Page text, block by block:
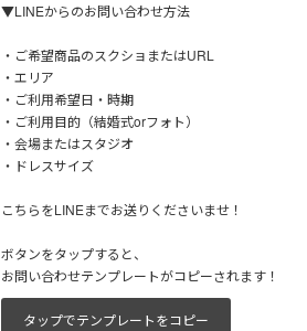
▼LINEからのお問い合わせ方法
・ご希望商品のスクショまたはURL
・エリア
・ご利用希望日・時期
・ご利用目的（結婚式orフォト）
・会場またはスタジオ
・ドレスサイズ
こちらをLINEまでお送りくださいませ！
ボタンをタップすると、
お問い合わせテンプレートがコピーされます！
タップでテンプレートをコピー